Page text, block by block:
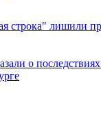
строка" лишили
о